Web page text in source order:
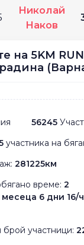
Николай
Наков
на 5KM
56245
участника на
281225км
време: 2
6 дни 16/
участници: